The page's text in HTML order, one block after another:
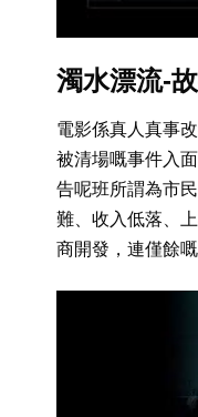
濁水漂流-
電影係真人真事
被清場嘅事件入
告呢班所謂為市
難、收入低落、
商開發，連僅餘